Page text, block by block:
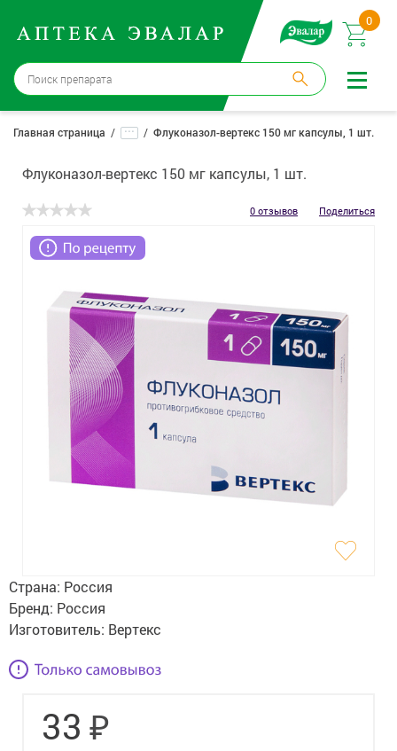
0
Бийск→ 15 аптек
Регистрация
Доставка и оплата
Способ получения:
Лекарства
Косметика
Изделия медицинского назначения
Планирование семьи
Ортопедия
Мама и малыш
Уход за больными
Витамины и БАД
Главная страница ... Флуконазол-вертекс 150 мг капсулы, 1 шт.
Флуконазол-вертекс 150 мг капсулы, 1 шт.
0 отзывов Поделиться
Страна: Россия
Бренд: Россия
Изготовитель: Вертекс
33 ₽